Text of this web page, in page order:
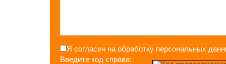
Я согласен на обработку персональных
Введите код справа: